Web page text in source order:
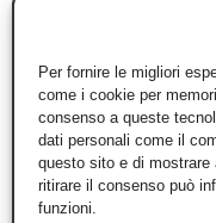
Per fornire le migliori
come i cookie per
consenso a queste
dati personali come il
questo sito e di mostrare
ritirare il consenso può
funzioni.